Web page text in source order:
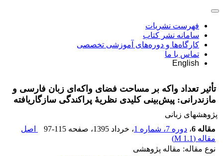
فهرست نشریات
سامانه نشر کتاب
کارگاه‌ها و دوره‌های آموزشی تخصصی
تماس با ما
English
تأثیر تعداد واکه بر مساحت فضای واکه‌ا‌‌ی زبان فارسی و
مازندرانی: پیش‌بینی کلیدی نظریۀ پراکندگی سازگاریافته
پژوهشهای زبانی
مقاله 6
، دوره 7، شماره 1 ، خرداد 1395 ، صفحه 97-115
اصل
مقاله (1.1 M
)
نوع مقاله: مقاله پژوهشی